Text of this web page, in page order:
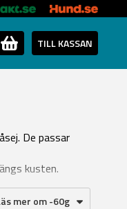
TILL KASSAN
De passar
kusten.
mer om -60g